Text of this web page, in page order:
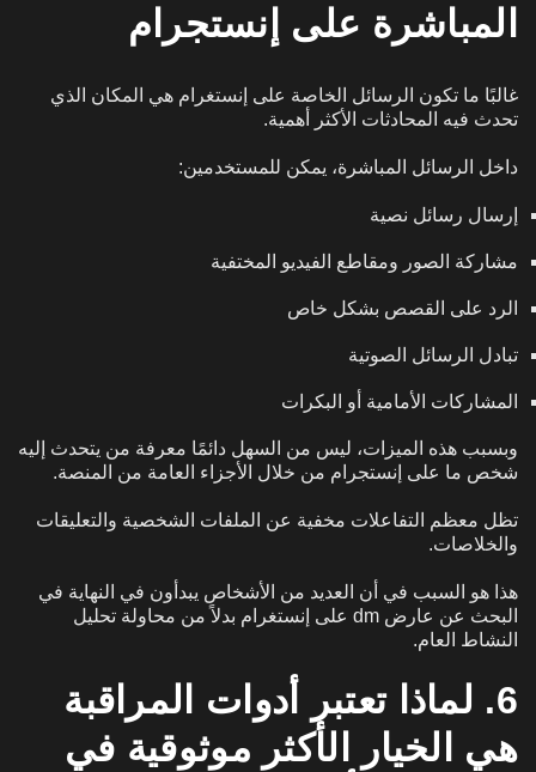
المباشرة على إنستجرام
غالبًا ما تكون الرسائل الخاصة على إنستغرام هي المكان الذي
تحدث فيه المحادثات الأكثر أهمية.
داخل الرسائل المباشرة، يمكن للمستخدمين:
إرسال رسائل نصية
مشاركة الصور ومقاطع الفيديو المختفية
الرد على القصص بشكل خاص
تبادل الرسائل الصوتية
المشاركات الأمامية أو البكرات
وبسبب هذه الميزات، ليس من السهل دائمًا معرفة من يتحدث إليه
شخص ما على إنستجرام من خلال الأجزاء العامة من المنصة.
تظل معظم التفاعلات مخفية عن الملفات الشخصية والتعليقات
والخلاصات.
هذا هو السبب في أن العديد من الأشخاص يبدأون في النهاية في
البحث عن عارض dm على إنستغرام بدلاً من محاولة تحليل
النشاط العام.
6. لماذا تعتبر أدوات المراقبة
هي الخيار الأكثر موثوقية في